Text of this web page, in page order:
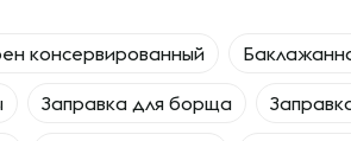
консервированный
Заправка для борща